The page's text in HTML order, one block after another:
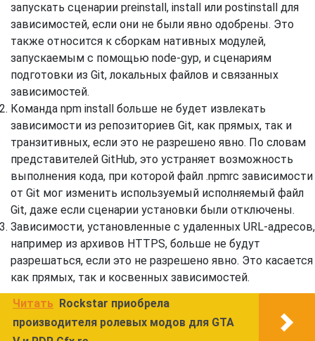
запускать сценарии preinstall, install или postinstall для
зависимостей, если они не были явно одобрены. Это
также относится к сборкам нативных модулей,
запускаемым с помощью node-gyp, и сценариям
подготовки из Git, локальных файлов и связанных
зависимостей.
Команда npm install больше не будет извлекать
зависимости из репозиториев Git, как прямых, так и
транзитивных, если это не разрешено явно. По словам
представителей GitHub, это устраняет возможность
выполнения кода, при которой файл .npmrc зависимости
от Git мог изменить используемый исполняемый файл
Git, даже если сценарии установки были отключены.
Зависимости, установленные с удаленных URL-адресов,
например из архивов HTTPS, больше не будут
разрешаться, если это не разрешено явно. Это касается
как прямых, так и косвенных зависимостей.
Читать
Rockstar приобрела
производителя ролевых модов для GTA